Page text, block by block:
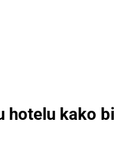
hotelu kako bi